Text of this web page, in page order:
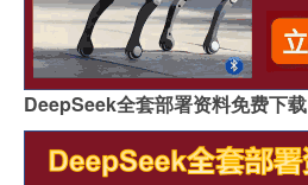
DeepSeek全套部署资料免费下载